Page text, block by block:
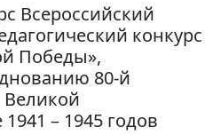
Всероссийский
конкурс
Победы»,
80-й
– 1945 годов